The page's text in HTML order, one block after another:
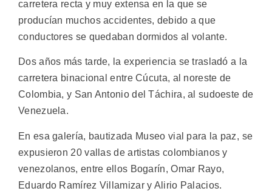
carretera recta y muy extensa en la que se
producían muchos accidentes, debido a que
conductores se quedaban dormidos al volante.
Dos años más tarde, la experiencia se trasladó a la
carretera binacional entre Cúcuta, al noreste de
Colombia, y San Antonio del Táchira, al sudoeste de
Venezuela.
En esa galería, bautizada Museo vial para la paz, se
expusieron 20 vallas de artistas colombianos y
venezolanos, entre ellos Bogarín, Omar Rayo,
Eduardo Ramírez Villamizar y Alirio Palacios.